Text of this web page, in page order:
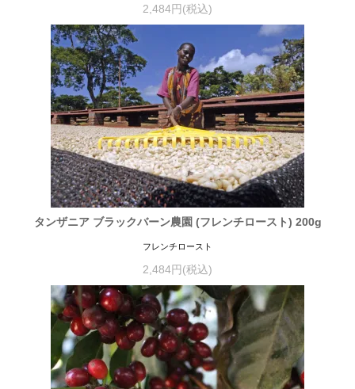
2,484円(税込)
タンザニア ブラックバーン農園 (フレンチロースト) 200g
フレンチロースト
2,484円(税込)